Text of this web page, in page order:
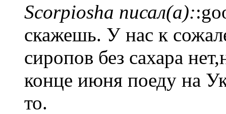
Scorpiosha писал(а):
скажешь. У нас к
сиропов без сахара
конце июня поеду на
то.